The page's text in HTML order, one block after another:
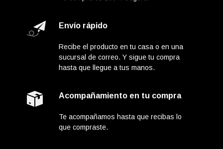
Envío rápido
Recibe el producto en tu casa o en una
sucursal de correo. Y sigue tu compra
hasta que llegue a tus manos.
Acompañamiento en tu compra
Te acompañamos hasta que recibas lo
que compraste.